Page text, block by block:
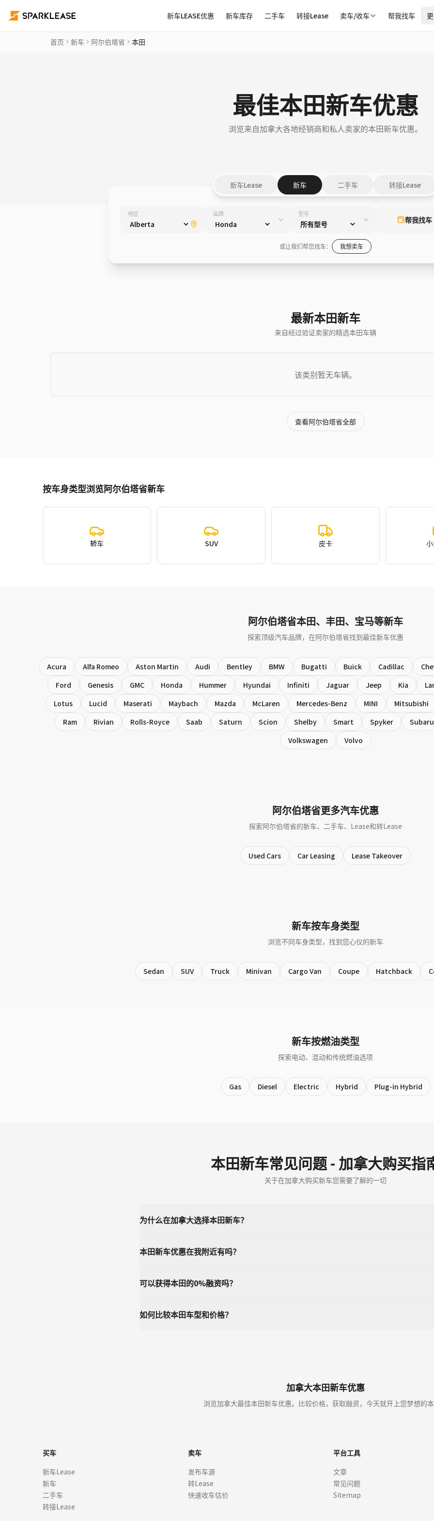
新车LEASE优惠 新车库存 二手车 转接Lease 卖车/收车 帮我找车
首页 新车 阿尔伯塔省 本田
最佳本田新车优惠
浏览来自加拿大各地经销商和私人卖家的本田新车优惠。
新车Lease 新车 二手车 转接Lease
地区 品牌 型号
帮我找车
或让我们帮您找车： 我想卖车
最新本田新车
来自经过验证卖家的精选本田车辆
该类别暂无车辆。
查看阿尔伯塔省全部
按车身类型浏览阿尔伯塔省新车
轿车 SUV 皮卡
阿尔伯塔省本田、丰田、宝马等新车
探索顶级汽车品牌，在阿尔伯塔省找到最佳新车优惠
Acura Alfa Romeo Aston Martin Audi Bentley BMW Bugatti Buick Cadillac
Ford
Genesis GMC Honda Hummer Hyundai Infiniti Jaguar Jeep Kia
Lotus
Lucid Maserati Maybach Mazda McLaren Mercedes-Benz MINI
Mitsubishi
Ram
Rivian Rolls-Royce Saab Saturn Scion Shelby Smart Spyker
Subaru
Volkswagen
Volvo
阿尔伯塔省更多汽车优惠
探索阿尔伯塔省的新车、二手车、Lease和转Lease
Used Cars Car Leasing Lease Takeover
新车按车身类型
浏览不同车身类型，找到您心仪的新车
Sedan SUV Truck Minivan Cargo Van Coupe Hatchback
新车按燃油类型
探索电动、混动和传统燃油选项
Gas Diesel Electric Hybrid Plug-in Hybrid
本田新车常见问题 - 加拿大购买指
关于在加拿大购买新车您需要了解的一切
为什么在加拿大选择本田新车？
本田新车优惠在我附近有吗？
可以获得本田的0%融资吗？
如何比较本田车型和价格？
加拿大本田新车优惠
浏览加拿大最佳本田新车优惠。比较价格，获取融资，今天就开上您梦想的
买车
新车Lease
新车
二手车
转接Lease
卖车
发布车源
转Lease
快速收车估价
平台工具
文章
常见问题
Sitemap